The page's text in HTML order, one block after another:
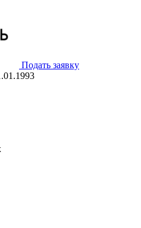
Подать заявку